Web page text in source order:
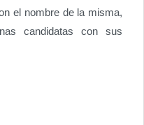
el nombre de la misma,
candidatas con sus